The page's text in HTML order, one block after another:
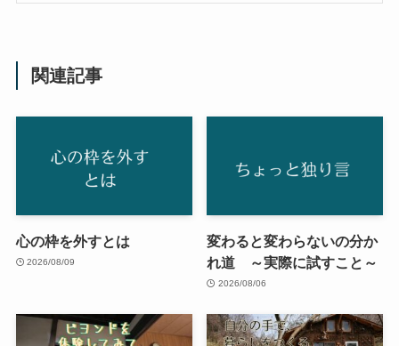
関連記事
心の枠を外すとは
2026/08/09
変わると変わらないの分か
れ道 ～実際に試すこと～
2026/08/06